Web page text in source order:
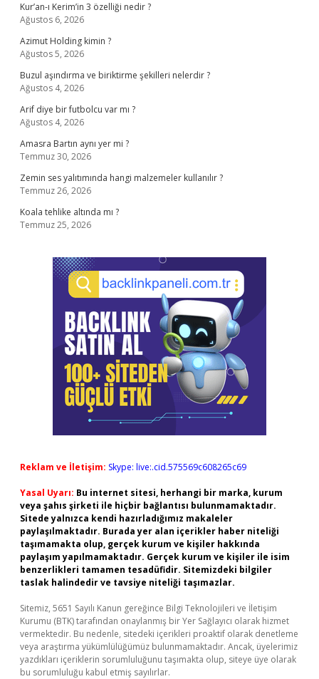
Kur’an-ı Kerim’in 3 özelliği nedir ?
Ağustos 6, 2026
Azimut Holding kimin ?
Ağustos 5, 2026
Buzul aşındırma ve biriktirme şekilleri nelerdir ?
Ağustos 4, 2026
Arif diye bir futbolcu var mı ?
Ağustos 4, 2026
Amasra Bartın aynı yer mi ?
Temmuz 30, 2026
Zemin ses yalıtımında hangi malzemeler kullanılır ?
Temmuz 26, 2026
Koala tehlike altında mı ?
Temmuz 25, 2026
Reklam ve İletişim: Skype: live:.cid.575569c608265c69
Yasal Uyarı: Bu internet sitesi, herhangi bir marka, kurum
veya şahıs şirketi ile hiçbir bağlantısı bulunmamaktadır.
Sitede yalnızca kendi hazırladığımız makaleler
paylaşılmaktadır. Burada yer alan içerikler haber niteliği
taşımamakta olup, gerçek kurum ve kişiler hakkında
paylaşım yapılmamaktadır. Gerçek kurum ve kişiler ile isim
benzerlikleri tamamen tesadüfidir. Sitemizdeki bilgiler
taslak halindedir ve tavsiye niteliği taşımazlar.
Sitemiz, 5651 Sayılı Kanun gereğince Bilgi Teknolojileri ve İletişim
Kurumu (BTK) tarafından onaylanmış bir Yer Sağlayıcı olarak hizmet
vermektedir. Bu nedenle, sitedeki içerikleri proaktif olarak denetleme
veya araştırma yükümlülüğümüz bulunmamaktadır. Ancak, üyelerimiz
yazdıkları içeriklerin sorumluluğunu taşımakta olup, siteye üye olarak
bu sorumluluğu kabul etmiş sayılırlar.